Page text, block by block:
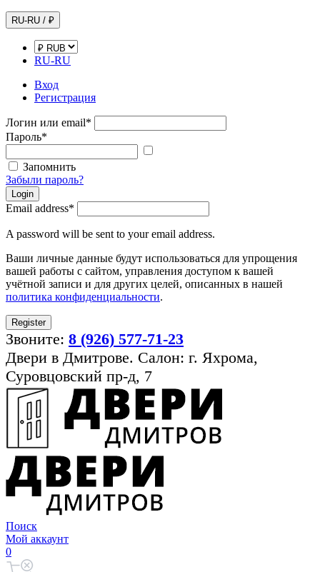
RU-RU / ₽
RU-RU
Вход
Регистрация
Логин или email*
Пароль*
Запомнить
Забыли пароль?
Login
Email address*
A password will be sent to your email address.
Ваши личные данные будут использоваться для упрощения
вашей работы с сайтом, управления доступом к вашей
учётной записи и для других целей, описанных в нашей
политика конфиденциальности.
Register
Звоните: 8 (926) 577-71-23
Двери в Дмитрове. Салон: г. Яхрома,
Суровцовский пр-д, 7
Поиск
Мой аккаунт
0